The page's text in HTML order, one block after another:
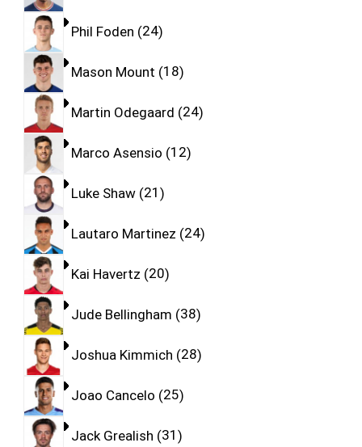
Phil Foden 24
Mason Mount 18
Martin Odegaard 24
Marco Asensio 12
Luke Shaw 21
Lautaro Martinez 24
Kai Havertz 20
Jude Bellingham 38
Joshua Kimmich 28
Joao Cancelo 25
Jack Grealish 31